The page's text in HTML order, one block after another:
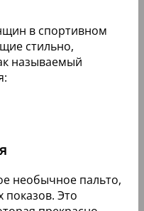
в спортивном
стильно,
называемый
необычное пальто,
показов. Это